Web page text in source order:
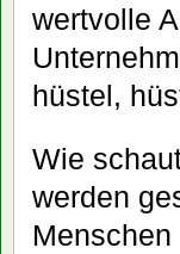
wertvolle
hüstel,
Wie
werden